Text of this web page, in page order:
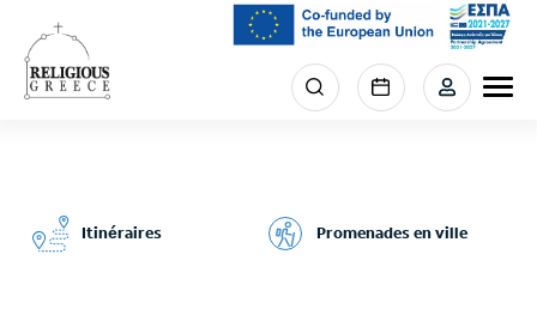
main
content
Menu
section
Itinéraires Promenades en ville